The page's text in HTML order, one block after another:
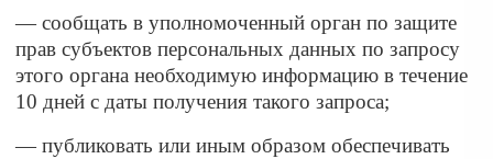
— сообщать в уполномоченный орган по защите
прав субъектов персональных данных по запросу
этого органа необходимую информацию в течение
10 дней с даты получения такого запроса;
— публиковать или иным образом обеспечивать